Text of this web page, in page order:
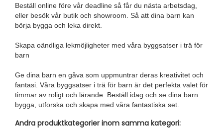
Beställ online före vår deadline så får du nästa arbetsdag,
eller besök vår butik och showroom. Så att dina barn kan
börja bygga och leka direkt.
Skapa oändliga lekmöjligheter med våra byggsatser i trä för
barn
Ge dina barn en gåva som uppmuntrar deras kreativitet och
fantasi. Våra byggsatser i trä för barn är det perfekta valet för
timmar av roligt och lärande. Beställ idag och se dina barn
bygga, utforska och skapa med våra fantastiska set.
Andra produktkategorier inom samma kategori: